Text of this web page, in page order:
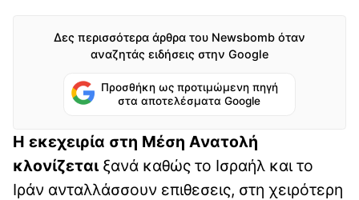
Δες περισσότερα άρθρα του Newsbomb όταν
αναζητάς ειδήσεις στην Google
Προσθήκη ως προτιμώμενη πηγή
στα αποτελέσματα Google
Η εκεχειρία στη Μέση Ανατολή
κλονίζεταιξανά καθώς το Ισραήλ και το
Ιράν ανταλλάσσουν επιθεσεις, στη χειρότερη